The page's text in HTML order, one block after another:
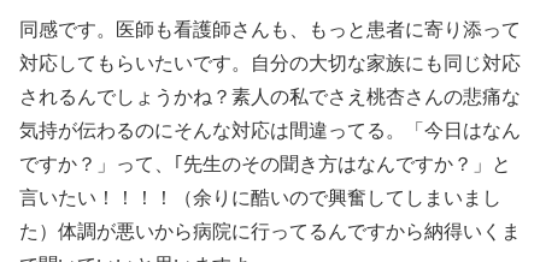
同感です。医師も看護師さんも、もっと患者に寄り添って
対応してもらいたいです。自分の大切な家族にも同じ対応
されるんでしょうかね？素人の私でさえ桃杏さんの悲痛な
気持が伝わるのにそんな対応は間違ってる。「今日はなん
ですか？」って、｢先生のその聞き方はなんですか？」と
言いたい！！！！（余りに酷いので興奮してしまいまし
た）体調が悪いから病院に行ってるんですから納得いくま